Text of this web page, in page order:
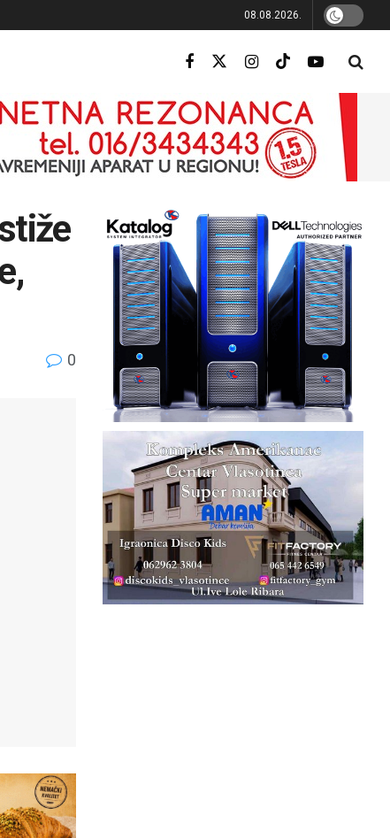
08.08.2026.
0